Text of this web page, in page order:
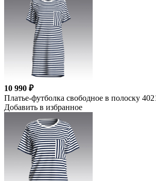
10 990 ₽
Платье-футболка свободное в полоску
Добавить в избранное